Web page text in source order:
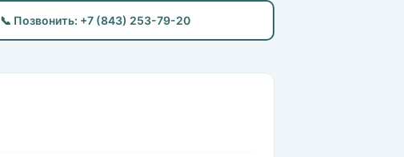
📞 Позвонить: +7 (843) 253-79-20